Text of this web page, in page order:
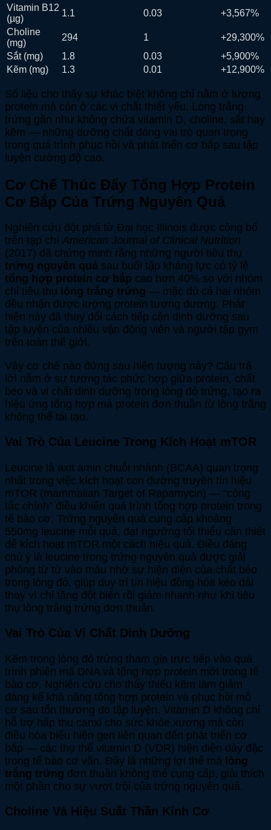
Vitamin B12
(µg)
1.1 0.03
+3,567%
Choline
(mg)
294 1
+29,300%
Sắt (mg)
1.8 0.03
+5,900%
Kẽm (mg)
1.3 0.01 +12,900%
Số liệu cho thấy sự khác biệt không chỉ nằm ở lượng
protein mà còn ở các vi chất thiết yếu. Lòng trắng
trứng gần như không chứa vitamin D, choline, sắt hay
kẽm — những dưỡng chất đóng vai trò quan trọng
trong quá trình phục hồi và phát triển cơ bắp sau tập
luyện cường độ cao.
Cơ Chế Thúc Đẩy Tổng Hợp Protein
Cơ Bắp Của Trứng Nguyên Quả
Nghiên cứu đột phá từ Đại học Illinois được công bố
trên tạp chí American Journal of Clinical Nutrition
(2017) đã chứng minh rằng những người tiêu thụ
trứng nguyên quả sau buổi tập kháng lực có tỷ lệ
tổng hợp protein cơ bắp cao hơn 40% so với nhóm
chỉ tiêu thụ lòng trắng trứng — mặc dù cả hai nhóm
đều nhận được lượng protein tương đương. Phát
hiện này đã thay đổi cách tiếp cận dinh dưỡng sau
tập luyện của nhiều vận động viên và người tập gym
trên toàn thế giới.
Vậy cơ chế nào đứng sau hiện tượng này? Câu trả
lời nằm ở sự tương tác phức hợp giữa protein, chất
béo và vi chất dinh dưỡng trong lòng đỏ trứng, tạo ra
hiệu ứng tổng hợp mà protein đơn thuần từ lòng trắng
không thể tái tạo.
Vai Trò Của Leucine Trong Kích Hoạt mTOR
Leucine là axit amin chuỗi nhánh (BCAA) quan trọng
nhất trong việc kích hoạt con đường truyền tín hiệu
mTOR (mammalian Target of Rapamycin) — “công
tắc chính” điều khiển quá trình tổng hợp protein trong
tế bào cơ. Trứng nguyên quả cung cấp khoảng
550mg leucine mỗi quả, đạt ngưỡng tối thiểu cần thiết
để kích hoạt mTOR một cách hiệu quả. Điều đáng
chú ý là leucine trong trứng nguyên quả được giải
phóng từ từ vào máu nhờ sự hiện diện của chất béo
trong lòng đỏ, giúp duy trì tín hiệu đồng hóa kéo dài
thay vì chỉ tăng đột biến rồi giảm nhanh như khi tiêu
thụ lòng trắng trứng đơn thuần.
Vai Trò Của Vi Chất Dinh Dưỡng
Kẽm trong lòng đỏ trứng tham gia trực tiếp vào quá
trình phiên mã DNA và tổng hợp protein mới trong tế
bào cơ. Nghiên cứu cho thấy thiếu kẽm làm giảm
đáng kể khả năng tổng hợp protein và phục hồi mô
cơ sau tổn thương do tập luyện. Vitamin D không chỉ
hỗ trợ hấp thu canxi cho sức khỏe xương mà còn
điều hòa biểu hiện gen liên quan đến phát triển cơ
bắp — các thụ thể vitamin D (VDR) hiện diện dày đặc
trong tế bào cơ vân. Đây là những lợi thế mà lòng
trắng trứng đơn thuần không thể cung cấp, giải thích
một phần cho sự vượt trội của trứng nguyên quả.
Choline Và Hiệu Suất Thần Kinh Cơ